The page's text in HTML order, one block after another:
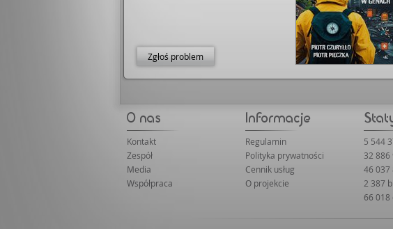
Zgłoś problem
Kontakt
Zespół
Media
Współpraca
Regulamin
Polityka prywatności
Cennik usług
O projekcie
5 544
32
46 037
2 387
66 018